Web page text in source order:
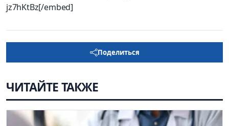
jz7hKtBz[/embed]
Поделиться
ЧИТАЙТЕ ТАКЖЕ